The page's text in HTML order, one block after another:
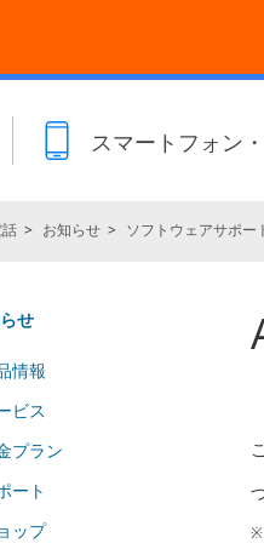
スマートフォン
お知らせ ソフトウェアサポー
※
せ
情報
ビス
プラン
ート
ップ